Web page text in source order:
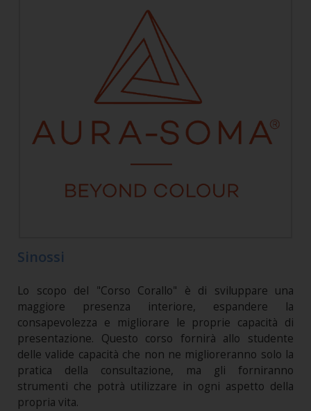
Sinossi
Lo scopo del "Corso Corallo" è di sviluppare una
maggiore presenza interiore, espandere la
consapevolezza e migliorare le proprie capacità di
presentazione. Questo corso fornirà allo studente
delle valide capacità che non ne miglioreranno solo la
pratica della consultazione, ma gli forniranno
strumenti che potrà utilizzare in ogni aspetto della
propria vita.